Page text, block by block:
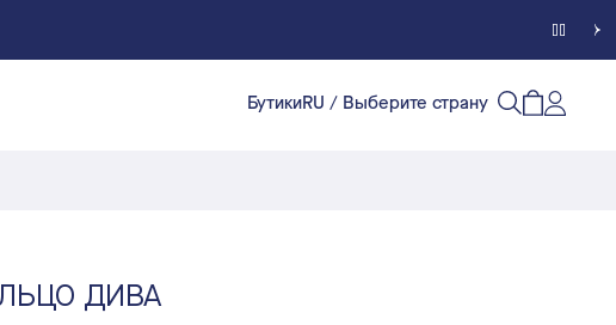
БутикиRU / Выберите страну
Открытый
Счет
ДИВА